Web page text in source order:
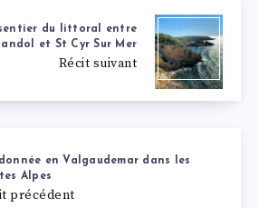
du littoral entre
et St Cyr Sur Mer
Récit suivant
en Valgaudemar dans les
Alpes
précédent